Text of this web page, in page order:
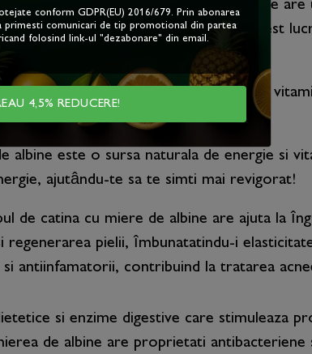
contine carbohidrati, mierea de albine are
o crestere mai lenta a glicemiei. Acest
bune.
C decât citricele si de 2 ori mai multa
albine este o sursa naturala de energie si
ajutându-te sa te simti mai revigorat!
de catina cu miere de albine are ajuta la
pielii, îmbunatatindu-i
antiinfamatorii, contribuind la tratarea
si enzime digestive care stimuleaza
de albine are proprietati
conform GDPR(EU) 2016/679. Prin abonarea
primesti comunicari de tip promotional din partea
folosind link-ul "dezabonare" din email.
4,5% REDUCERE!